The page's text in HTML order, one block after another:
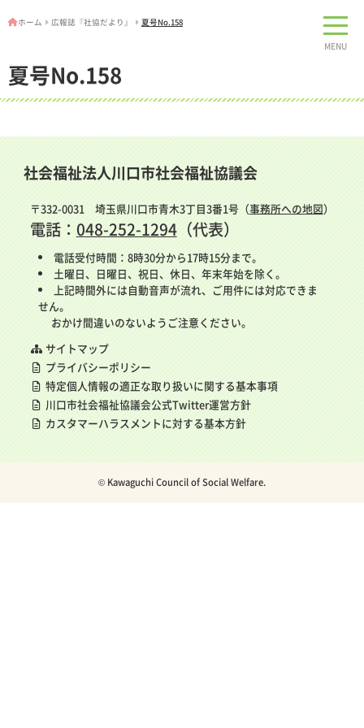
MENU
ホーム 広報誌『社協だより』 夏号No.158
夏号No.158
社会福祉法人川口市社会福祉協議会
〒332-0031 埼玉県川口市青木3丁目3番1号（事務所への地図）
電話： 048-252-1294（代表）
電話受付時間：8時30分から17時15分まで。
土曜日、日曜日、祝日、休日、年末年始を除く。
上記時間外には自動音声が流れ、ご用件には対応できま
せん。
おかけ間違いのないようご注意ください。
サイトマップ
プライバシーポリシー
特定個人情報の適正な取り扱いに関する基本事項
川口市社会福祉協議会公式Twitter運営方針
カスタマーハラスメントに対する基本方針
© Kawaguchi Council of Social Welfare.